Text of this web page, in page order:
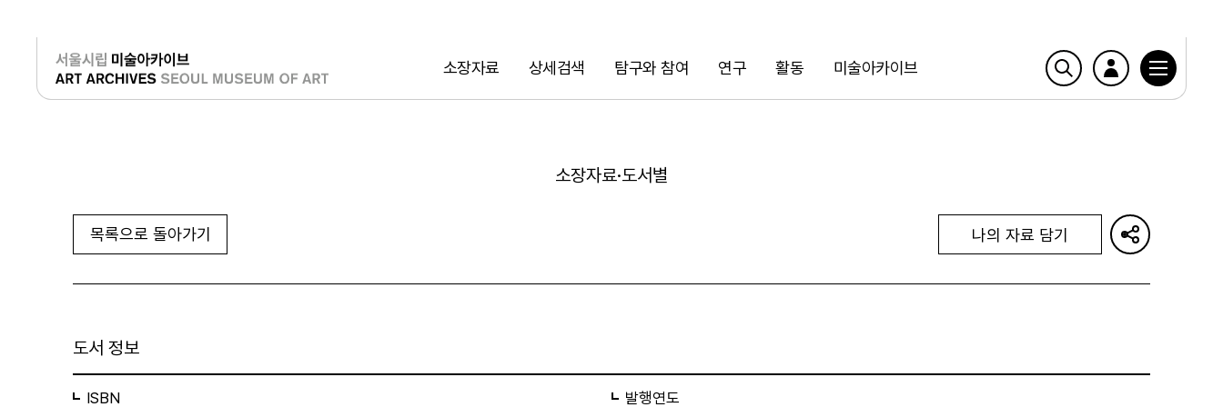
소장자료 상세검색 탐구와 참여 연구 활동 미술아카이브
검색
로그인
소장자료·도서별
목록으로 돌아가기 나의 자료 담기
도서 정보
ISBN 발행연도